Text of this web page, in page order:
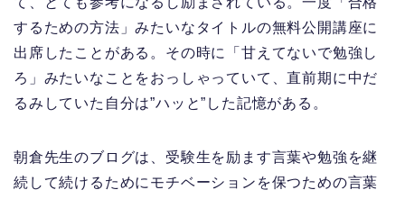
するための方法」みたいなタイトルの無料公開講座に
出席したことがある。その時に「甘えてないで勉強し
ろ」みたいなことをおっしゃっていて、直前期に中だ
るみしていた自分は”ハッと”した記憶がある。
朝倉先生のブログは、受験生を励ます言葉や勉強を継
続して続けるためにモチベーションを保つための言葉